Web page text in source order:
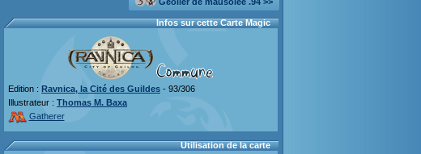
Infos sur cette Carte Magic
Edition : Ravnica, la Cité des Guildes - 93/306
Illustrateur : Thomas M. Baxa
Gatherer
Utilisation de la carte